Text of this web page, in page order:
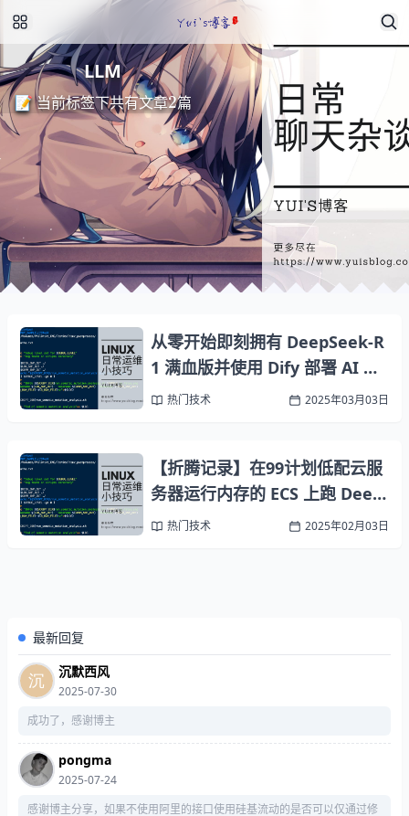
LLM
📝 当前标签下共有文章
2
篇
从零开始即刻拥有 DeepSeek-R
1 满血版并使用 Dify 部署 AI 应
用 热门技术 2025年03月03日
【折腾记录】在99计划低配云服
务器运行内存的 ECS 上跑 Deep
seek
热门技术 2025年02月03日
最新回复
沉默西风
2025-07-30
成功了，感谢博主
pongma
2025-07-24
感谢博主分享，如果不使用阿里的接口使用硅基流动的是否可以仅通过修